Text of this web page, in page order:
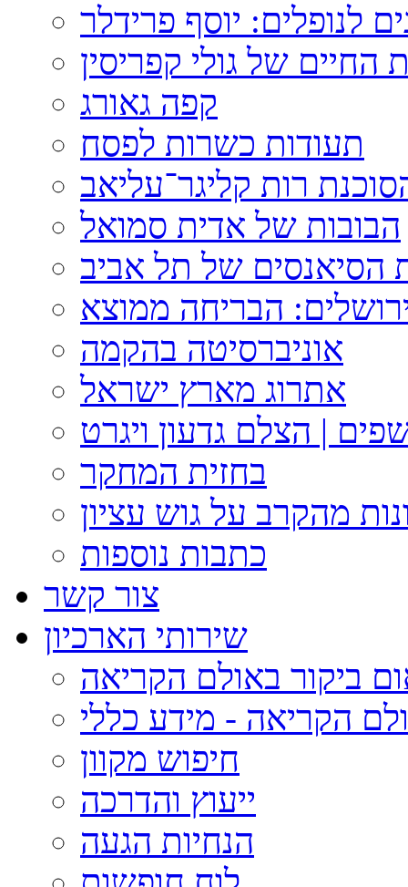
לנופלים: יוסף פרידלר
החיים של גולי קפריסין
קפה גאורג
תעודות כשרות לפסח
רות קליגר־עליאב
הבובות של אדית סמואל
של תל אביב
הבריחה ממוצא
אוניברסיטה בהקמה
אתרוג מארץ ישראל
| הצלם גדעון ויגרט
בחזית המחקר
מהקרב על גוש עציון
כתבות נוספות
צור קשר
שירותי הארכיון
ביקור באולם הקריאה
הקריאה - מידע כללי
חיפוש מקוון
ייעוץ והדרכה
הנחיות הגעה